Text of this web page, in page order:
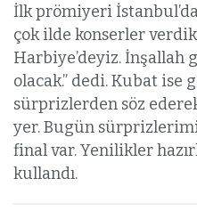
İlk prömiyeri
çok ilde konserler
Harbiye’deyiz. İnşallah
olacak.” dedi. Kubat ise
sürprizlerden söz
yer. Bugün
final var. Yenilikler
kullandı.